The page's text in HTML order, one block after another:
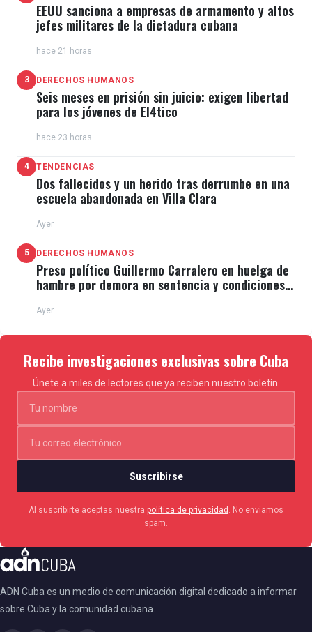
A diferencia de los años anteriores, en los que los
Academia otorgará hasta tres estatuillas individuales
si todos ellos han contribuido plenamente a la
partitura.
Asimismo, la lista de los precandidatos al Óscar -las
llamadas ‘shortlist’- en esta categoría pasará de tener
15 títulos a 20.
Por otro laso, los largometrajes de animación que
opten al premio a la mejor película internacional
podrán aspirar también al premio a la mejor película
de animación si cumplen los requisitos establecidos
para ambos apartados.
período de elegibilidad para la categoría de
largometraje internacional es del 1 de noviembre de
2023 al 30 de septiembre de 2024.
De otra parte, para ser considerados en la categoría
de mejor guion adaptado o mejor guion original, los
escritores tendrán que presentar un guión de rodaje
final.
EEUU sanciona a empresas de armamento y altos
jefes militares de la dictadura cubana
hace 21 horas
3 DERECHOS HUMANOS
Seis meses en prisión sin juicio: exigen libertad
para los jóvenes de El4tico
hace 23 horas
4 TENDENCIAS
Dos fallecidos y un herido tras derrumbe en una
escuela abandonada en Villa Clara
Ayer
5 DERECHOS HUMANOS
Preso político Guillermo Carralero en huelga de
hambre por demora en sentencia y condiciones
Ayer
Recibe investigaciones exclusivas sobre Cuba
Únete a miles de lectores que ya reciben nuestro boletín.
Suscribirse
Al suscribirte aceptas nuestra política de privacidad
. No enviamos
spam.
ADN Cuba es un medio de comunicación digital dedicado a informar
sobre Cuba y la comunidad cubana.